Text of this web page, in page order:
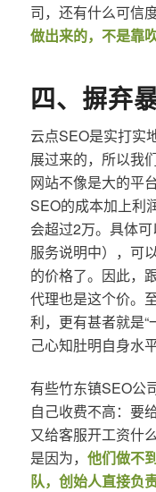
司，还有什么可信度
做出来的，不是靠
四、摒弃
云点SEO是实打实
展过来的，所以我
网站不像是大的平
SEO的成本加上利
会超过2万。具体
服务说明中），可
的价格了。因此，
代理也是这个价。
利，更有甚者就是“
己心知肚明自身水
有些竹东镇SEO公
自己收费不高：要
又给客服开工资什
是因为， 他们做不
队，创始人直接负